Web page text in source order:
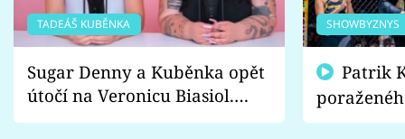
TADEÁŠ KUBĚNKA
Sugar Denny a Kuběnka opět
útočí na Veronicu Biasiol.
Proč je podle nich falešná a
SHOWBYZNYS
fanoušci